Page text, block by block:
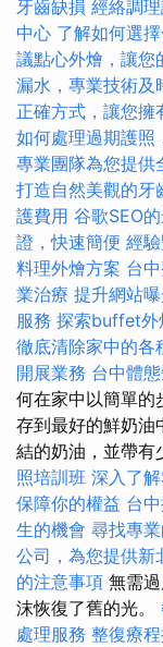
牙齒缺損 經絡調
中心 了解如何選
議點心外燴，讓您
漏水，專業技術及
正確方式，讓您擁
如何處理過期護照
專業團隊為您提供
打造自然美觀的牙
護費用 谷歌SEO
證，快速簡便 經
料理外燴方案 台
業治療 提升網站
服務 探索buffet外
徹底清除家中的各
開展業務 台中體
何在家中以簡單的
存到最好的鮮奶油
結的奶油，並帶有
照培訓班 深入了
保障你的權益 台
生的機會 尋找專
公司，為您提供新
的注意事項 無需
沫恢復了舊的光。
處理服務 整復療